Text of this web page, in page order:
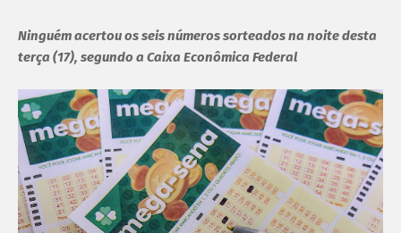
Ninguém acertou os seis números sorteados na noite desta
terça (17), segundo a Caixa Econômica Federal